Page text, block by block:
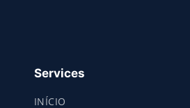
Services
INÍCIO